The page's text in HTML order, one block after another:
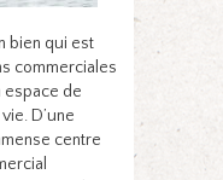
bien qui est
commerciales
espace de
D’une
centre